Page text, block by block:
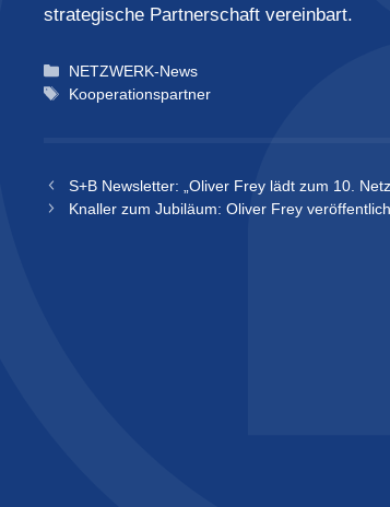
strategische Partnerschaft vereinbart.
Kategorien
NETZWERK-News
Schlagwörter
Kooperationspartner
S+B Newsletter: „Oliver Frey lädt zum 10.
Knaller zum Jubiläum: Oliver Frey